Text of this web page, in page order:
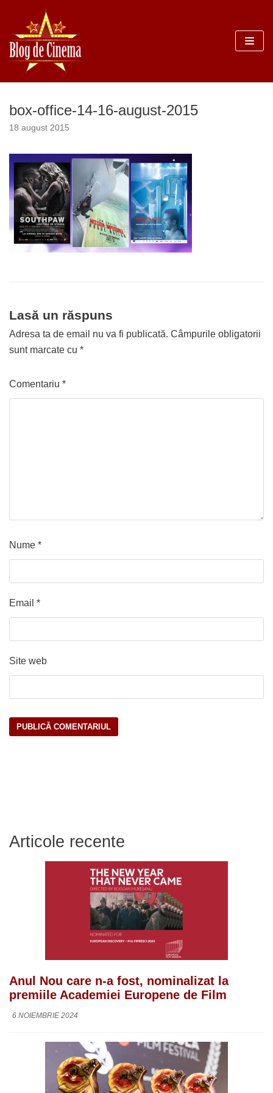
Sari
la
conținut
box-office-14-16-august-2015
18 august 2015
Lasă un răspuns
Adresa ta de email nu va fi publicată. Câmpurile obligatorii
sunt marcate cu *
Comentariu *
Nume *
Email *
Site web
Articole recente
Anul Nou care n-a fost, nominalizat la
premiile Academiei Europene de Film
6 NOIEMBRIE 2024